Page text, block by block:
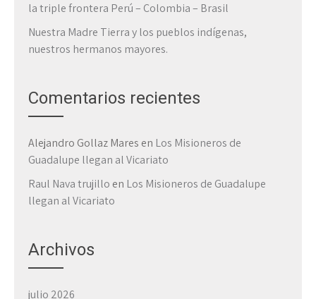
la triple frontera Perú – Colombia – Brasil
Nuestra Madre Tierra y los pueblos indígenas,
nuestros hermanos mayores.
Comentarios recientes
Alejandro Gollaz Mares en Los Misioneros de
Guadalupe llegan al Vicariato
Raul Nava trujillo en Los Misioneros de Guadalupe
llegan al Vicariato
Archivos
julio 2026